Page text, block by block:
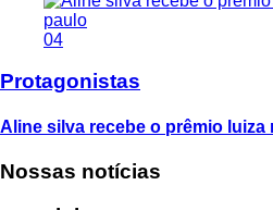
04
Protagonistas
Aline silva recebe o prêmio luiza
Nossas notícias